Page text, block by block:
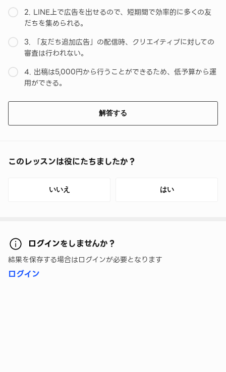
2. LINE上で広告を出せるので、短期間で効率的に多くの友
だちを集められる。
3. 「友だち追加広告」の配信時、クリエイティブに対しての
審査は行われない。
4. 出稿は5,000円から行うことができるため、低予算から運
用ができる。
解答する
このレッスンは役にたちましたか？
いいえ はい
ログインをしませんか？
結果を保存する場合はログインが必要となります
ログイン